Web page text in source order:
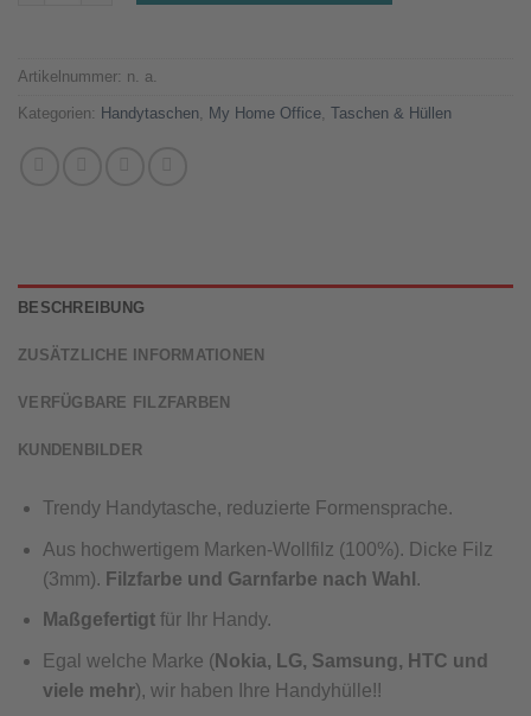
Artikelnummer: n. a.
Kategorien: Handytaschen, My Home Office, Taschen & Hüllen
BESCHREIBUNG
ZUSÄTZLICHE INFORMATIONEN
VERFÜGBARE FILZFARBEN
KUNDENBILDER
Trendy Handytasche, reduzierte Formensprache.
Aus hochwertigem Marken-Wollfilz (100%). Dicke Filz
(3mm). Filzfarbe und Garnfarbe nach Wahl .
Maßgefertigtfür Ihr Handy.
Egal welche Marke (Nokia, LG, Samsung, HTC und
viele mehr), wir haben Ihre Handyhülle!!